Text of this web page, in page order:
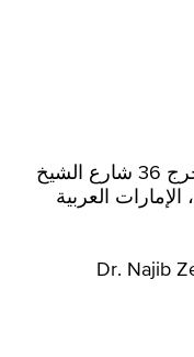
شارع حصة 331 غرب، البرشاء 3، مخرج 36 شارع الشيخ
العربية
Dr. Najib